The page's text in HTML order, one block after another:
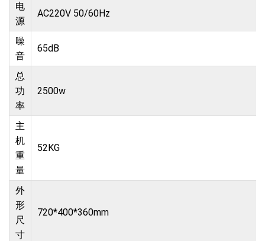
电
源
AC220V 50/60Hz
噪
音
65dB
总
功
率
2500w
主
机
重
量
52KG
外
形
尺
寸
720*400*360mm